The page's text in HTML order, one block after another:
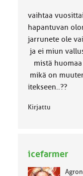
k
k
a
:
vaihtaa
hapantuvan
jarrunete ole
ja ei miun
mistä
mikä on
itekseen..??
Kirjattu
icefarmer